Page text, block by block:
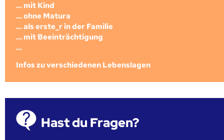
... mit Kind
... ohne Matura
... als erste_r in der Familie
... mit Beeinträchtigung
...
Infos zu verschiedenen Lebenslagen
Hast du Fragen?